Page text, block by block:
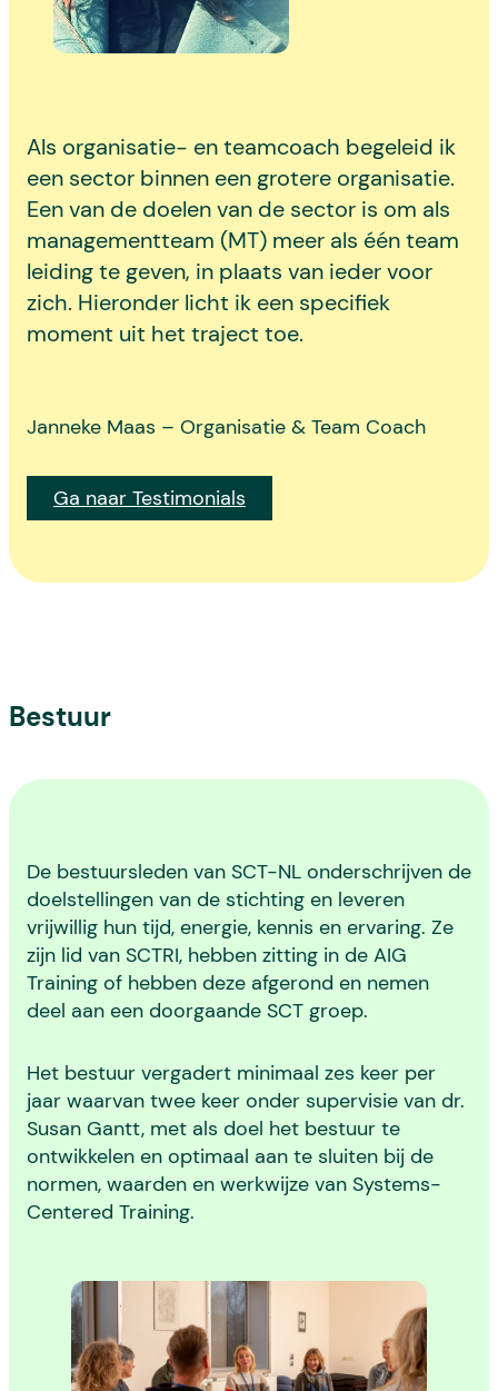
Als organisatie- en teamcoach begeleid ik
een sector binnen een grotere organisatie.
Een van de doelen van de sector is om als
managementteam (MT) meer als één team
leiding te geven, in plaats van ieder voor
zich. Hieronder licht ik een specifiek
moment uit het traject toe.
Janneke Maas – Organisatie & Team Coach
Ga naar Testimonials
Bestuur
De bestuursleden van SCT-NL onderschrijven de
doelstellingen van de stichting en leveren
vrijwillig hun tijd, energie, kennis en ervaring. Ze
zijn lid van SCTRI, hebben zitting in de AIG
Training of hebben deze afgerond en nemen
deel aan een doorgaande SCT groep.
Het bestuur vergadert minimaal zes keer per
jaar waarvan twee keer onder supervisie van dr.
Susan Gantt, met als doel het bestuur te
ontwikkelen en optimaal aan te sluiten bij de
normen, waarden en werkwijze van Systems-
Centered Training.